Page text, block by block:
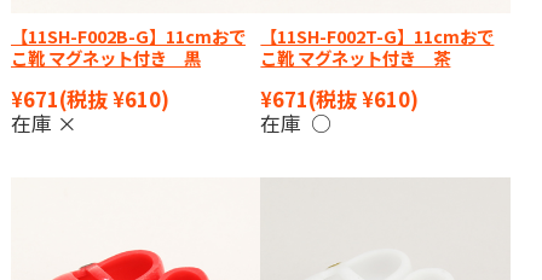
【11SH-F002B-G】11cmおで
こ靴 マグネット付き 黒
¥671(税抜 ¥610)
在庫 ×
【11SH-F002T-G】11cmおで
こ靴 マグネット付き 茶
¥671(税抜 ¥610)
在庫 ○